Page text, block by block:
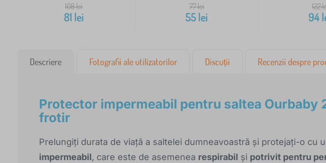
108lei
81 lei
77lei
55lei
122
94
Descriere Fotografii ale utilizatorilor Discuții Recenzii despre
Protector impermeabil pentru saltea Ourbaby
frotir
Prelungiți durata de viață a saltelei dumneavoastră și protejați-o cu
impermeabil, care este de asemenea respirabil și potrivit pentru